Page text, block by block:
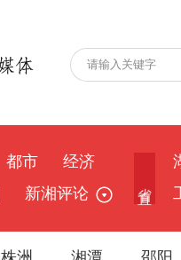
都市
经济
新湘评论